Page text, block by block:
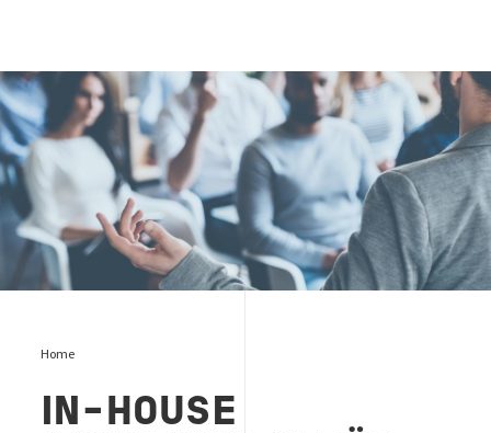
In-House Schulungen
Home
IN-HOUSE